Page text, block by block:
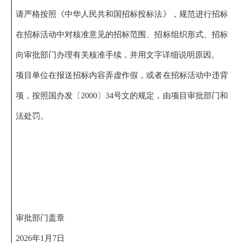
请严格按照《中华人民共和国招标投标法》，规范进行招
在招标活动中对核准意见的招标范围、招标组织形式、招
向审批部门办理有关核准手续，并用文字详细说明原因。
项目单位在报送招标内容弄虚作假，或者在招标活动中违
项，按照国办发〔 2000〕34号文的规定，由项目审批部门
法处罚。
审批部门盖章
2026年1 月 7日